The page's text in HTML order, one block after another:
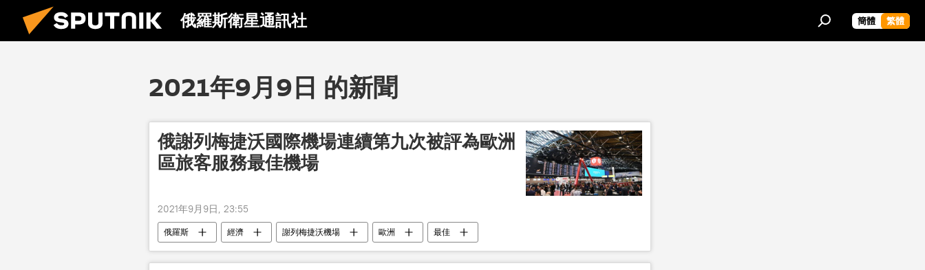
俄羅斯衛星通訊社 簡體 繁體
2021年9月9日 的新聞
俄謝列梅捷沃國際機場連續第九次被評為歐洲
區旅客服務最佳機場
2021年9月9日, 23:55
俄羅斯 經濟 謝列梅捷沃機場 歐洲 最佳